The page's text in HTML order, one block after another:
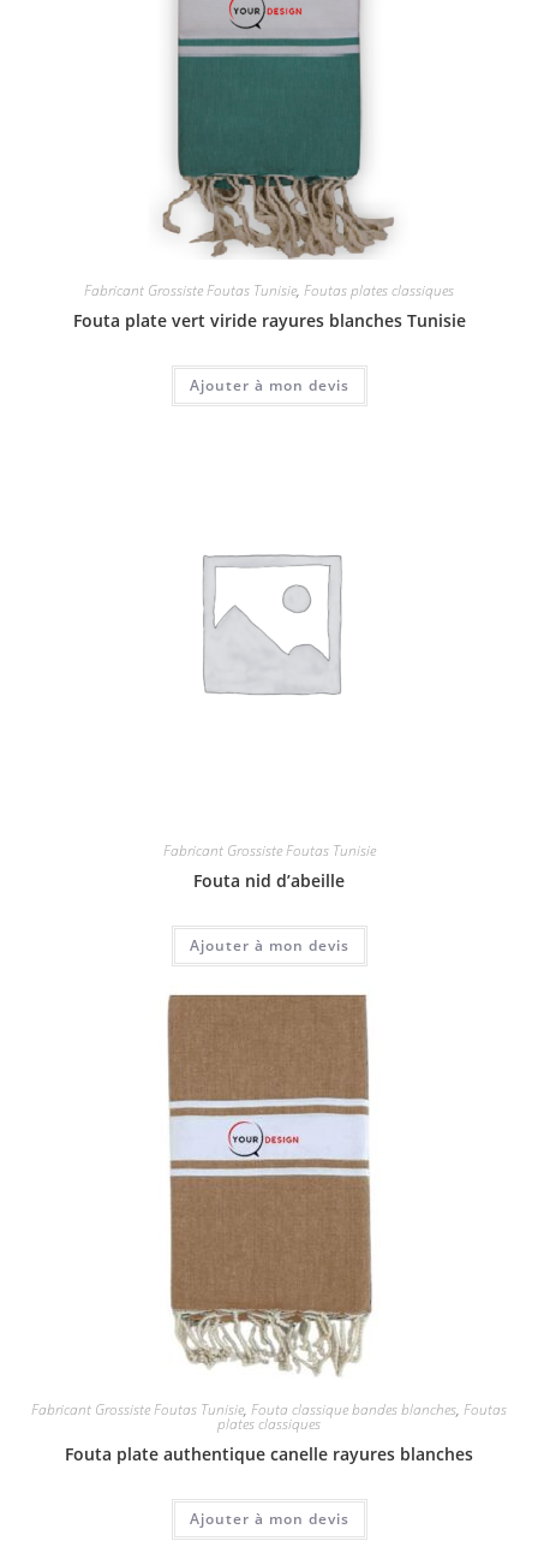
Fabricant Grossiste Foutas Tunisie, Foutas plates classiques
Fouta plate vert viride rayures blanches Tunisie
Ajouter à mon devis
Fabricant Grossiste Foutas Tunisie
Fouta nid d’abeille
Ajouter à mon devis
Fabricant Grossiste Foutas Tunisie, Fouta classique bandes blanches, Foutas
plates classiques
Fouta plate authentique canelle rayures blanches
Ajouter à mon devis